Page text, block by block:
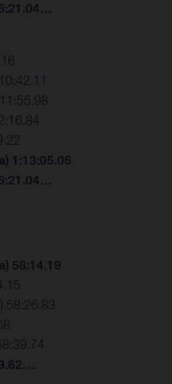
1:13:05.05
58:14.19
58:26.83